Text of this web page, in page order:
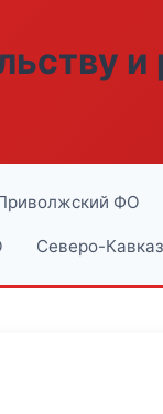
и
ФО
Северо-